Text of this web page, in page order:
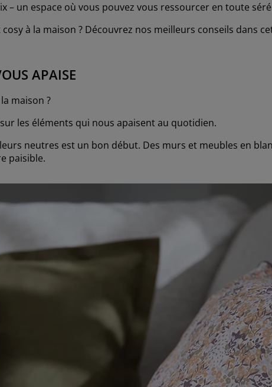
– un espace où vous pouvez vous ressourcer en toute
à la maison ? Découvrez nos meilleurs conseils dans
APAISE
maison ?
les éléments qui nous apaisent au quotidien.
neutres est un bon début. Des murs et meubles en
paisible.